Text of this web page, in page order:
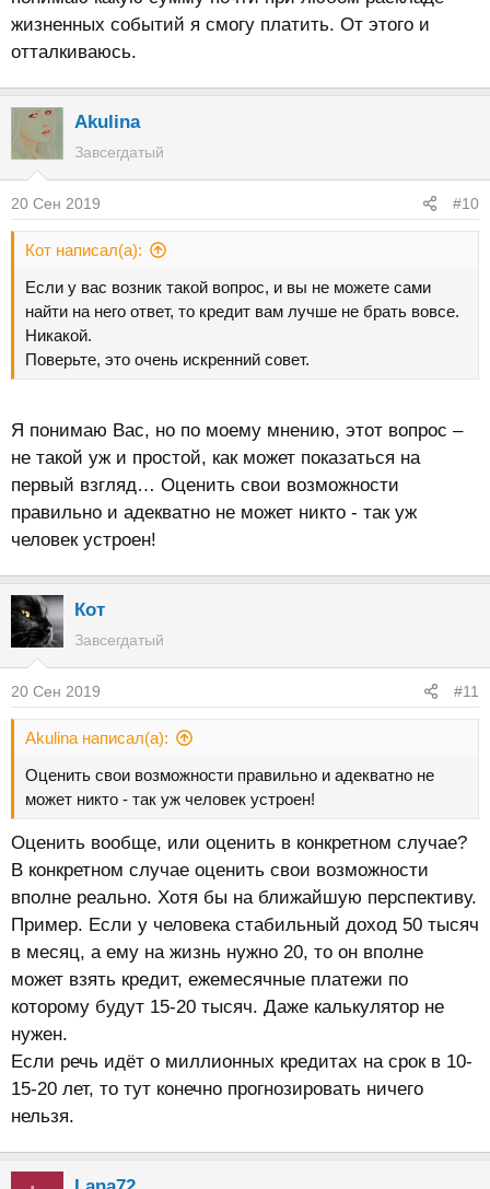
жизненных событий я смогу платить. От этого и
отталкиваюсь.
Akulina
Завсегдатый
20 Сен 2019 #10
Кот написал(а):
Если у вас возник такой вопрос, и вы не можете сами
найти на него ответ, то кредит вам лучше не брать вовсе.
Никакой.
Поверьте, это очень искренний совет.
Я понимаю Вас, но по моему мнению, этот вопрос –
не такой уж и простой, как может показаться на
первый взгляд… Оценить свои возможности
правильно и адекватно не может никто - так уж
человек устроен!
Кот
Завсегдатый
20 Сен 2019 #11
Akulina написал(а):
Оценить свои возможности правильно и адекватно не
может никто - так уж человек устроен!
Оценить вообще, или оценить в конкретном случае?
В конкретном случае оценить свои возможности
вполне реально. Хотя бы на ближайшую перспективу.
Пример. Если у человека стабильный доход 50 тысяч
в месяц, а ему на жизнь нужно 20, то он вполне
может взять кредит, ежемесячные платежи по
которому будут 15-20 тысяч. Даже калькулятор не
нужен.
Если речь идёт о миллионных кредитах на срок в 10-
15-20 лет, то тут конечно прогнозировать ничего
нельзя.